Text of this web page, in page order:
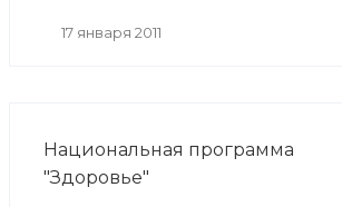
17 января 2011
Национальная программа
"Здоровье"